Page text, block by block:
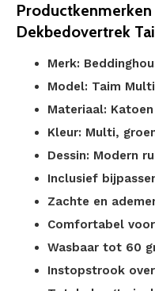
Dekbedovertrek
Merk:
Model: Taim Multi
Materiaal: Katoen
Kleur: Multi,
Dessin: Modern
Inclusief
Zachte en
Comfortabel
Wasbaar tot 60
Instopstrook